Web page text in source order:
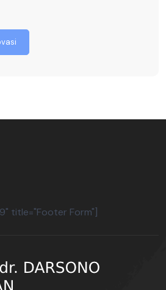
title="Footer Form"]